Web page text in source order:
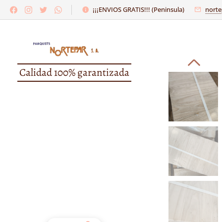
¡¡¡ENVIOS GRATIS!!! (Peninsula)
Calidad 100% garantizada